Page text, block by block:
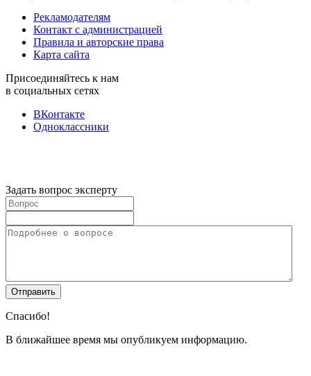
Рекламодателям
Контакт с администрацией
Правила и авторские права
Карта сайта
Присоединяйтесь к нам
в социальных сетях
ВКонтакте
Одноклассники
Задать вопрос эксперту
Спасибо!
В ближайшее время мы опубликуем информацию.